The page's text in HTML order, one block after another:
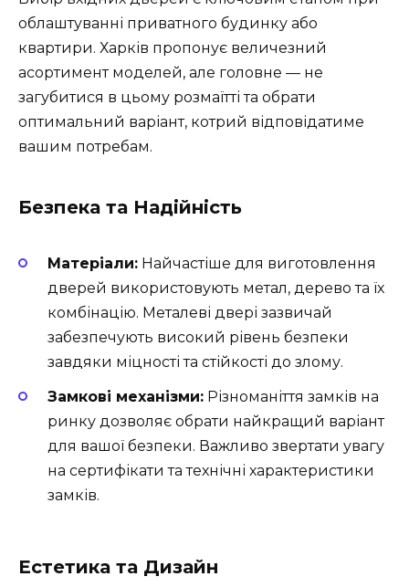
облаштуванні приватного будинку або
квартири. Харків пропонує величезний
асортимент моделей, але головне — не
загубитися в цьому розмаїтті та обрати
оптимальний варіант, котрий відповідатиме
вашим потребам.
Безпека та Надійність
Матеріали: Найчастіше для виготовлення
дверей використовують метал, дерево та їх
комбінацію. Металеві двері зазвичай
забезпечують високий рівень безпеки
завдяки міцності та стійкості до злому.
Замкові механізми: Різноманіття замків на
ринку дозволяє обрати найкращий варіант
для вашої безпеки. Важливо звертати увагу
на сертифікати та технічні характеристики
замків.
Естетика та Дизайн